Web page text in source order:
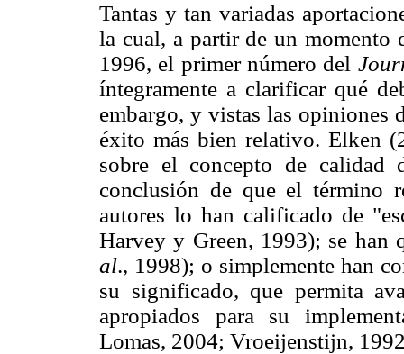
Tantas y tan variadas
la cual, a partir de un momento
1996, el primer número del
íntegramente a clarificar qué
embargo, y vistas las opiniones
éxito más bien relativo. Elken
sobre el concepto de
conclusión de que el término
autores lo han calificado de
Harvey y Green, 1993); se han
al., 1998); o simplemente han
su significado, que permita
apropiados para su
Lomas, 2004; Vroeijenstijn,